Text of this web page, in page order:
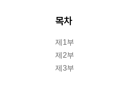
목차
제1부
제2부
제3부